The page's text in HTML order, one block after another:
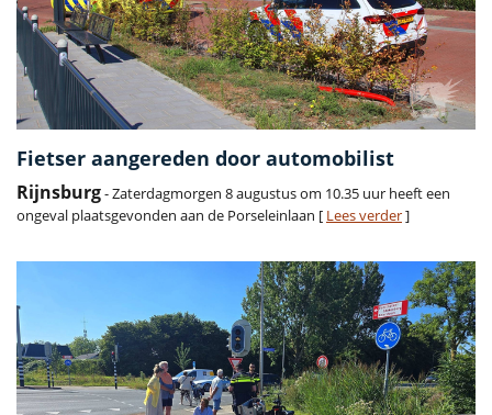
Fietser aangereden door automobilist
Rijnsburg- Zaterdagmorgen 8 augustus om 10.35 uur heeft een
ongeval plaatsgevonden aan de Porseleinlaan [ Lees verder]